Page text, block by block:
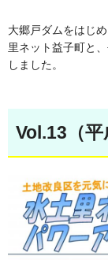
大郷戸ダムをはじ
里ネット益子町と
しました。
Vol.13（平